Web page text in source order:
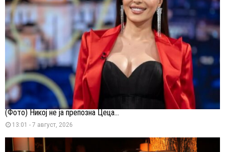
(Фото) Никој не ја препозна Цеца...
13:01 - 7 август, 2026